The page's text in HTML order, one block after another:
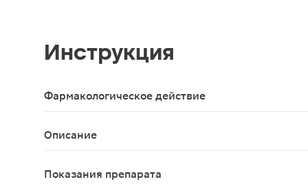
Инструкция
Фармакологическое действие
Спермактин оказывает метаболическое
Описание
Показания препарата